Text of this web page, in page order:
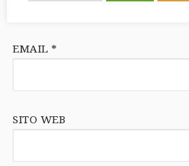
EMAIL *
SITO WEB